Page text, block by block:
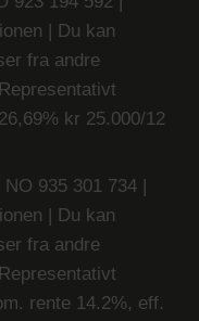
| Du kan
fra andre
kr 25.000/12
935 301 734 |
| Du kan
fra andre
Representativt
rente 14.2%, eff.